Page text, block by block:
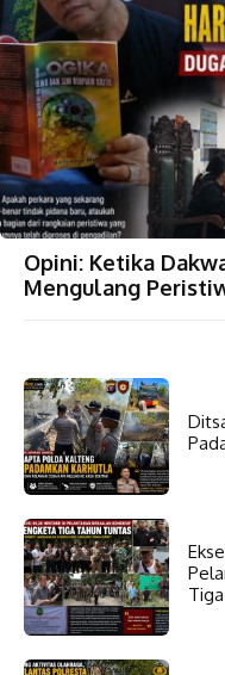
Opini: Ketika
Mengulang